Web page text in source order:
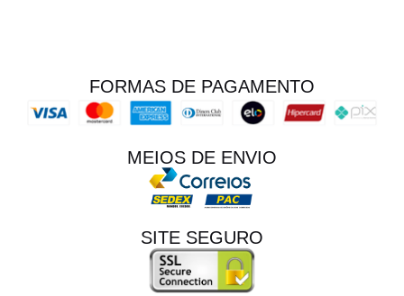
FORMAS DE PAGAMENTO
MEIOS DE ENVIO
SITE SEGURO